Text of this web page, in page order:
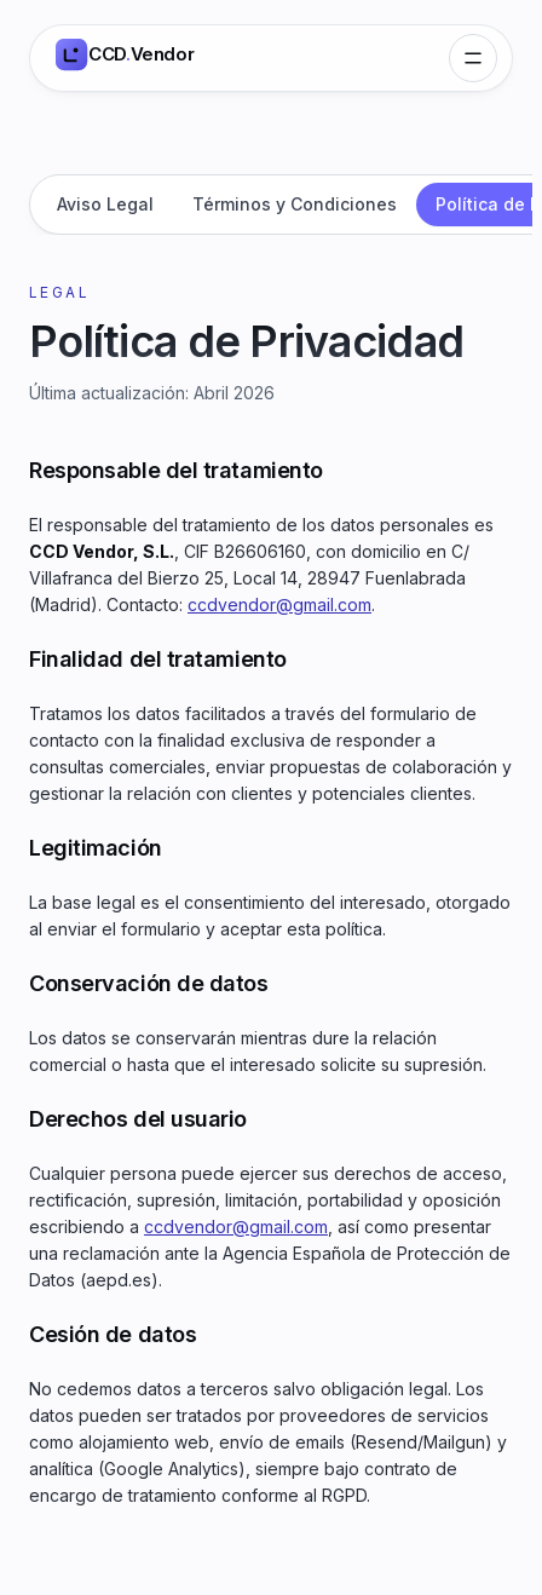
CCD.Vendor
Aviso Legal Términos y Condiciones Política de
LEGAL
Política de Privacidad
Última actualización: Abril 2026
Responsable del tratamiento
El responsable del tratamiento de los datos personales es
CCD Vendor, S.L. , CIF B26606160, con domicilio en C/
Villafranca del Bierzo 25, Local 14, 28947 Fuenlabrada
(Madrid). Contacto: ccdvendor@gmail.com.
Finalidad del tratamiento
Tratamos los datos facilitados a través del formulario de
contacto con la finalidad exclusiva de responder a
consultas comerciales, enviar propuestas de colaboración y
gestionar la relación con clientes y potenciales clientes.
Legitimación
La base legal es el consentimiento del interesado, otorgado
al enviar el formulario y aceptar esta política.
Conservación de datos
Los datos se conservarán mientras dure la relación
comercial o hasta que el interesado solicite su supresión.
Derechos del usuario
Cualquier persona puede ejercer sus derechos de acceso,
rectificación, supresión, limitación, portabilidad y oposición
escribiendo a ccdvendor@gmail.com , así como presentar
una reclamación ante la Agencia Española de Protección de
Datos (aepd.es).
Cesión de datos
No cedemos datos a terceros salvo obligación legal. Los
datos pueden ser tratados por proveedores de servicios
como alojamiento web, envío de emails (Resend/Mailgun) y
analítica (Google Analytics), siempre bajo contrato de
encargo de tratamiento conforme al RGPD.